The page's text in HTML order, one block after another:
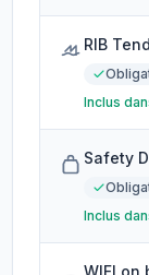
RIB
Inclus
Safety
Inclus
WIFI on